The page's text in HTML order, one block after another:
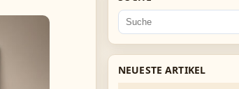
NEUESTE ARTIKEL